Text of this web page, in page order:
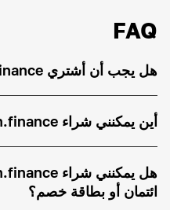
FAQ
هل يجب أن أشتري yearn.finance؟
أين يمكنني شراء yearn.finance؟
ائتمان أو بطاقة خصم؟